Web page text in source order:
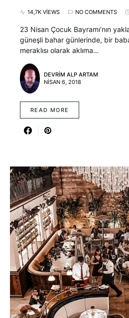
14,7K VIEWS NO COMMENTS
23 Nisan Çocuk Bayramı’nın
güneşli bahar günlerinde, bir
meraklısı olarak aklıma…
DEVRIM ALP ARTAM
NISAN 6, 2018
READ MORE